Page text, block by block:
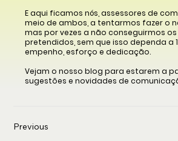
E aqui ficamos nós, assessores de
meio de ambos, a tentarmos fazer o
mas por vezes a não conseguirmos
pretendidos, sem que isso dependa a
empenho, esforço e dedicação.
Vejam o nosso blog para estarem a
sugestões e novidades de
Previous